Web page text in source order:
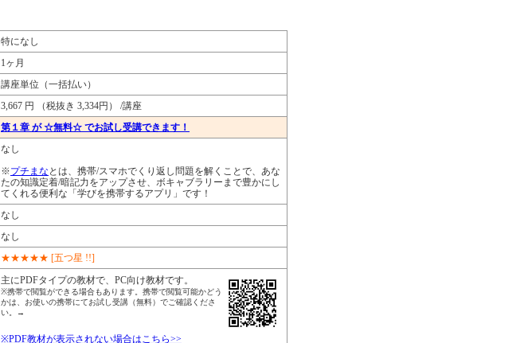
特になし
1ヶ月
講座単位（一括払い）
3,667 円 （税抜き 3,334円） /講座
第１章 が ☆無料☆ でお試し受講できます！
なし
※プチまな とは、携帯/スマホでくり返し問題を解くことで、あな
たの知識定着/暗記力をアップさせ、ボキャブラリーまで豊かにし
てくれる便利な「学びを携帯するアプリ」です！
なし
なし
★★★★★ [五つ星 !!]
主にPDFタイプの教材で、PC向け教材です。
※携帯で閲覧ができる場合もあります。携帯で閲覧可能かどう
かは、お使いの携帯にてお試し受講（無料）でご確認くださ
い。→
※PDF教材が表示されない場合はこちら>>